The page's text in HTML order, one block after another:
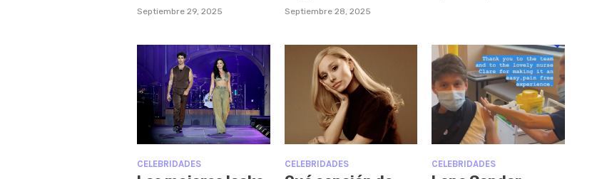
Septiembre 29, 2025 Septiembre 28, 2025
CELEBRIDADES CELEBRIDADES CELEBRIDADES